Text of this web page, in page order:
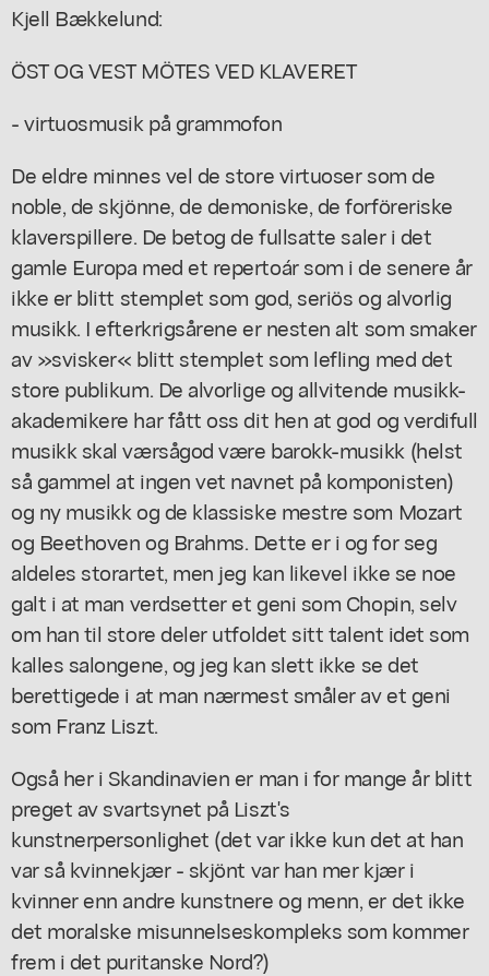
Kjell Bækkelund:
ÖST OG VEST MÖTES VED KLAVERET
- virtuosmusik på grammofon
De eldre minnes vel de store virtuoser som de
noble, de skjönne, de demoniske, de forföreriske
klaverspillere. De betog de fullsatte saler i det
gamle Europa med et repertoár som i de senere år
ikke er blitt stemplet som god, seriös og alvorlig
musikk. I efterkrigsårene er nesten alt som smaker
av »svisker« blitt stemplet som lefling med det
store publikum. De alvorlige og allvitende musikk-
akademikere har fått oss dit hen at god og verdifull
musikk skal værsågod være barokk-musikk (helst
så gammel at ingen vet navnet på komponisten)
og ny musikk og de klassiske mestre som Mozart
og Beethoven og Brahms. Dette er i og for seg
aldeles storartet, men jeg kan likevel ikke se noe
galt i at man verdsetter et geni som Chopin, selv
om han til store deler utfoldet sitt talent idet som
kalles salongene, og jeg kan slett ikke se det
berettigede i at man nærmest småler av et geni
som Franz Liszt.
Også her i Skandinavien er man i for mange år blitt
preget av svartsynet på Liszt's
kunstnerpersonlighet (det var ikke kun det at han
var så kvinnekjær - skjönt var han mer kjær i
kvinner enn andre kunstnere og menn, er det ikke
det moralske misunnelseskompleks som kommer
frem i det puritanske Nord?)